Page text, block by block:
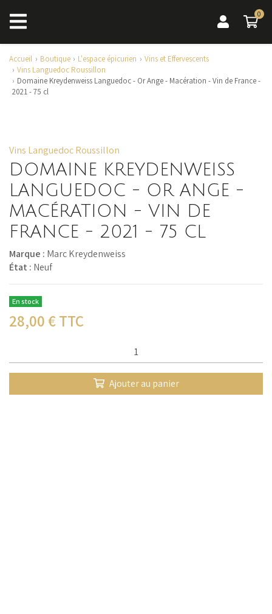
0
0
Accueil Boutique L'espace épicurien
Vins et Effervescents
Vins Languedoc Roussillon
Domaine Kreydenweiss Languedoc - Or Ange - Macération - Vin de France -
2021 - 75 cl
Vins Languedoc Roussillon
DOMAINE KREYDENWEISS
LANGUEDOC - OR ANGE -
MACÉRATION - VIN DE
FRANCE - 2021 - 75 CL
Marque : Marc Kreydenweiss
État : Neuf
En stock
28,00€ TTC
Ajouter au panier